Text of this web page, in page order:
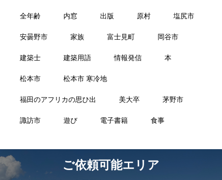
全年齢 内窓 出版 原村 塩尻市
安曇野市 家族 富士見町 岡谷市
建築士 建築用語 情報発信 本
松本市 松本市 寒冷地
福田のアフリカの思ひ出 美大卒 茅野市
諏訪市 遊び 電子書籍 食事
ご依頼可能エリア